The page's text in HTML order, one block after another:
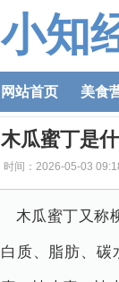
小知
网站首页 美食
木瓜蜜丁是
时间：2026-05-03
木瓜蜜丁又称
白质、脂肪、碳